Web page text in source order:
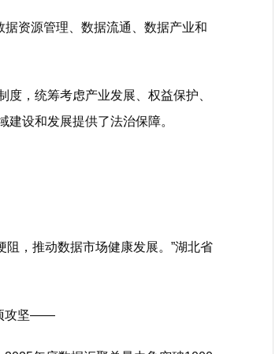
资源管理、数据流通、数据产业和
，统筹考虑产业发展、权益保护、
设和发展提供了法治保障。
，推动数据市场健康发展。”湖北省
攻坚――